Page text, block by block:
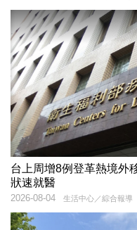
台上周增8例登革熱境
狀速就醫
生活中心／綜合報導
2026-08-04